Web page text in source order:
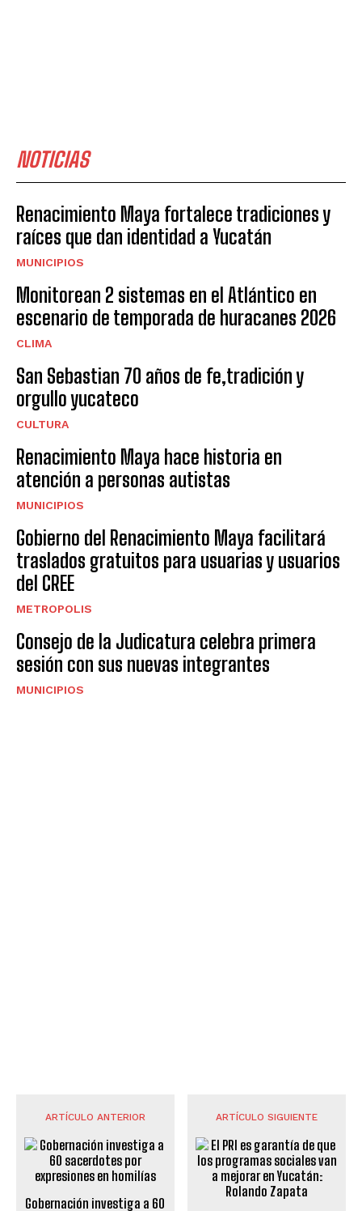
NOTICIAS
Renacimiento Maya fortalece tradiciones y
raíces que dan identidad a Yucatán
MUNICIPIOS
Monitorean 2 sistemas en el Atlántico en
escenario de temporada de huracanes 2026
CLIMA
San Sebastian 70 años de fe,tradición y
orgullo yucateco
CULTURA
Renacimiento Maya hace historia en
atención a personas autistas
MUNICIPIOS
Gobierno del Renacimiento Maya facilitará
traslados gratuitos para usuarias y usuarios
del CREE
METROPOLIS
Consejo de la Judicatura celebra primera
sesión con sus nuevas integrantes
MUNICIPIOS
ARTÍCULO ANTERIOR
Gobernación investiga a 60
ARTÍCULO SIGUIENTE